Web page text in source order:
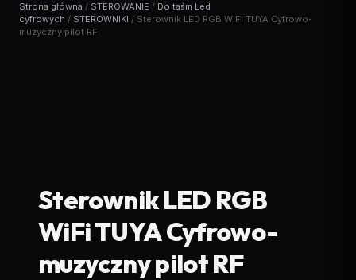
Strona główna / STEROWANIE / Do taśm Led
cyfrowych / STEROWNIKI / Sterownik LED RGB WiFi TUYA Cyfrowo-
muzyczny pilot RF
Sterownik LED RGB
WiFi TUYA Cyfrowo-
muzyczny pilot RF